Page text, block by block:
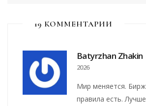
19 КОММЕНТАРИИ
Batyrzhan Zhakin
2026
Мир меняется.
правила есть.